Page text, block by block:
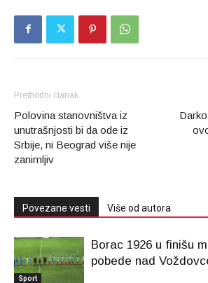
Prethodni članak
Polovina stanovništva iz
unutrašnjosti bi da ode iz
Srbije, ni Beograd više nije
zanimljiv
Povezane vesti Više od autora
Sport
Borac 1926 u finišu
pobede nad